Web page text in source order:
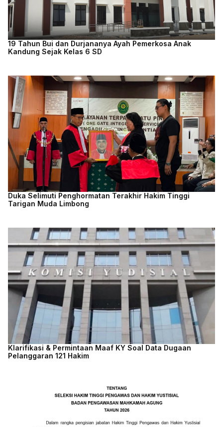
19 Tahun Bui dan Durjananya Ayah Pemerkosa Anak
Kandung Sejak Kelas 6 SD
Duka Selimuti Penghormatan Terakhir Hakim Tinggi
Tarigan Muda Limbong
Klarifikasi & Permintaan Maaf KY Soal Data Dugaan
Pelanggaran 121 Hakim